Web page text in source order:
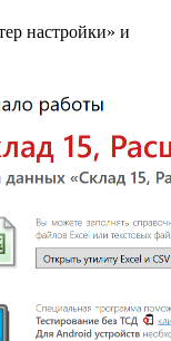
настройки» и